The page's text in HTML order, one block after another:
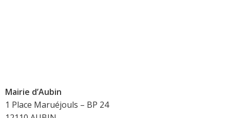
Mairie d’Aubin
1 Place Maruéjouls – BP 24